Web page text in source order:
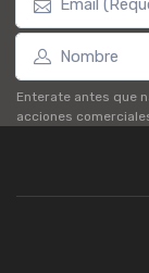
Enterate antes que
acciones